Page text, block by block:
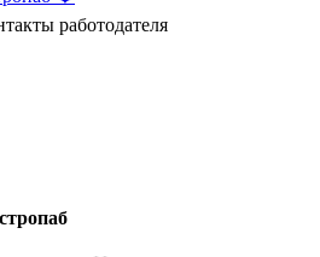
работодателя